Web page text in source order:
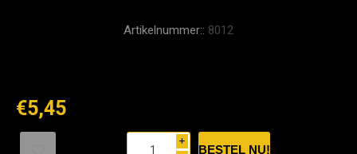
Artikelnummer:: 8012
€5,45
i